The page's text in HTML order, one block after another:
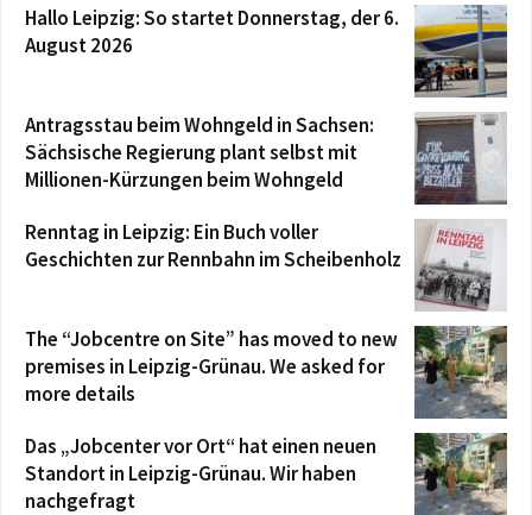
Hallo Leipzig: So startet Donnerstag, der 6.
August 2026
Antragsstau beim Wohngeld in Sachsen:
Sächsische Regierung plant selbst mit
Millionen-Kürzungen beim Wohngeld
Renntag in Leipzig: Ein Buch voller
Geschichten zur Rennbahn im Scheibenholz
The “Jobcentre on Site” has moved to new
premises in Leipzig-Grünau. We asked for
more details
Das „Jobcenter vor Ort“ hat einen neuen
Standort in Leipzig-Grünau. Wir haben
nachgefragt